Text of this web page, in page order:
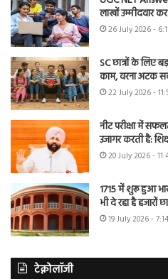
लाखों उम्मीदवार
26 July 2026 -
SC छात्रों के लिए
काम, वरना अटक
22 July 2026 -
नीट परीक्षा में
उजागर करती है:
20 July 2026 -
1715 में शुरू हुआ
भी दे रहा है हजारों
19 July 2026 -
टेक्नोलॉजी